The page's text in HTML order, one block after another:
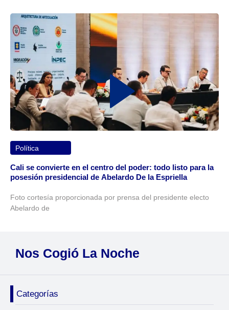
Política
Cali se convierte en el centro del poder: todo listo para la
posesión presidencial de Abelardo De la Espriella
Foto cortesía proporcionada por prensa del presidente electo
Abelardo de
Nos Cogió La Noche
Categorías